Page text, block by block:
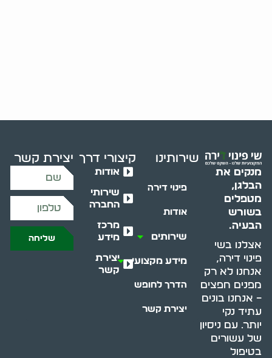
מנקים את
הבלגן,
מטפלים
בשורש
הבעיה.
אצלנו בשי
פינוי דירה,
אנחנו לא רק
מפנים חפצים
– אנחנו בונים
עתיד נקי
יותר. עם ניסיון
של עשורים
בטיפול
שירותינו
פינוי דירה
אודות
שירותים
מידע מקצועי
הדרך לחופש
יצירת קשר
קיצורי דרך
אודות
שירותי
החברה
מרכז
מידע
יצירת
קשר
יצירת קשר
שליחה